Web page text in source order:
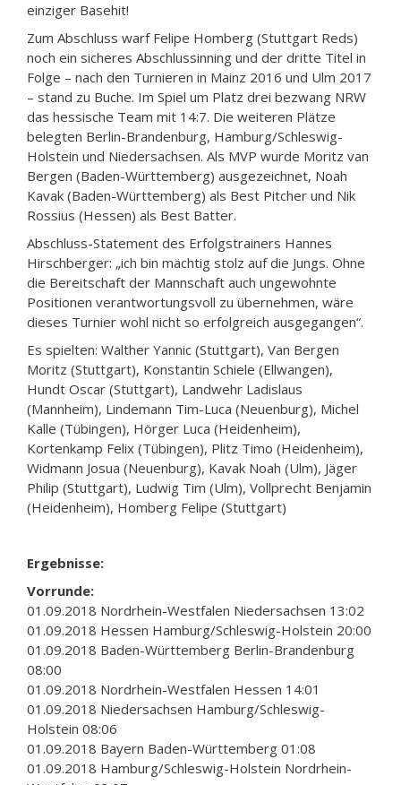
einziger Basehit!
Zum Abschluss warf Felipe Homberg (Stuttgart Reds)
noch ein sicheres Abschlussinning und der dritte Titel in
Folge – nach den Turnieren in Mainz 2016 und Ulm 2017
– stand zu Buche. Im Spiel um Platz drei bezwang NRW
das hessische Team mit 14:7. Die weiteren Plätze
belegten Berlin-Brandenburg, Hamburg/Schleswig-
Holstein und Niedersachsen. Als MVP wurde Moritz van
Bergen (Baden-Württemberg) ausgezeichnet, Noah
Kavak (Baden-Württemberg) als Best Pitcher und Nik
Rossius (Hessen) als Best Batter.
Abschluss-Statement des Erfolgstrainers Hannes
Hirschberger: „ich bin mächtig stolz auf die Jungs. Ohne
die Bereitschaft der Mannschaft auch ungewohnte
Positionen verantwortungsvoll zu übernehmen, wäre
dieses Turnier wohl nicht so erfolgreich ausgegangen“.
Es spielten: Walther Yannic (Stuttgart), Van Bergen
Moritz (Stuttgart), Konstantin Schiele (Ellwangen),
Hundt Oscar (Stuttgart), Landwehr Ladislaus
(Mannheim), Lindemann Tim-Luca (Neuenburg), Michel
Kalle (Tübingen), Hörger Luca (Heidenheim),
Kortenkamp Felix (Tübingen), Plitz Timo (Heidenheim),
Widmann Josua (Neuenburg), Kavak Noah (Ulm), Jäger
Philip (Stuttgart), Ludwig Tim (Ulm), Vollprecht Benjamin
(Heidenheim), Homberg Felipe (Stuttgart)
Ergebnisse:
Vorrunde:
01.09.2018 Nordrhein-Westfalen Niedersachsen 13:02
01.09.2018 Hessen Hamburg/Schleswig-Holstein 20:00
01.09.2018 Baden-Württemberg Berlin-Brandenburg
08:00
01.09.2018 Nordrhein-Westfalen Hessen 14:01
01.09.2018 Niedersachsen Hamburg/Schleswig-
Holstein 08:06
01.09.2018 Bayern Baden-Württemberg 01:08
01.09.2018 Hamburg/Schleswig-Holstein Nordrhein-